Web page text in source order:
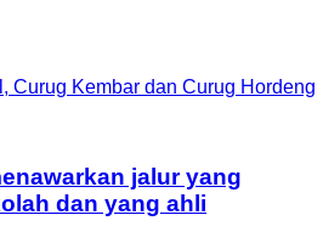
jalur yang
dan yang ahli